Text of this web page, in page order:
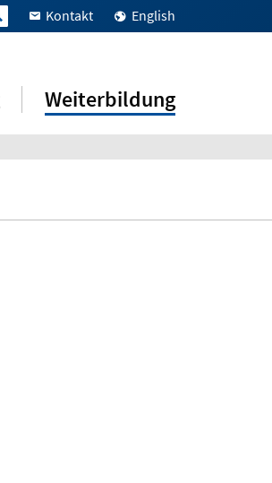
Kontakt English
Weiterbildung